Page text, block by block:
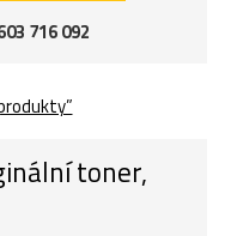
716 092
toner,